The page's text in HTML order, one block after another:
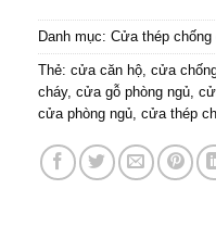
Danh mục:Cửa thép chống
Thẻ:cửa căn hộ,cửa
cháy,cửa gỗ phòng ngủ,
cửa phòng ngủ,cửa thép